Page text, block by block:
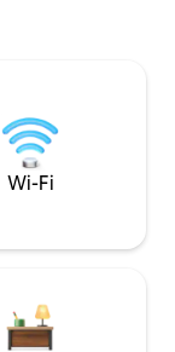
Wi-Fi